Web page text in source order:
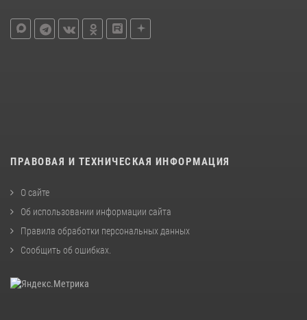
ПРАВОВАЯ И ТЕХНИЧЕСКАЯ ИНФОРМАЦИЯ
О сайте
Об использовании информации сайта
Правила обработки персональных данных
Сообщить об ошибках